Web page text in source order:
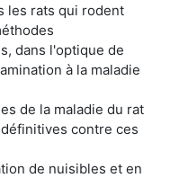
les rats qui rodent
dans l'optique de
à la maladie
de la maladie du rat
contre ces
de nuisibles et en